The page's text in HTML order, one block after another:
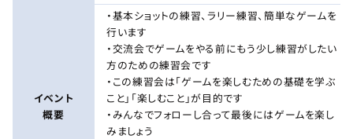
イベント
概要
・基本ショットの練習、ラリー練習、簡単なゲームを
行います
・交流会でゲームをやる前にもう少し練習がしたい
方のための練習会です
・この練習会は「ゲームを楽しむための基礎を学ぶ
こと」「楽しむこと」が目的です
・みんなでフォローし合って最後にはゲームを楽し
みましょう